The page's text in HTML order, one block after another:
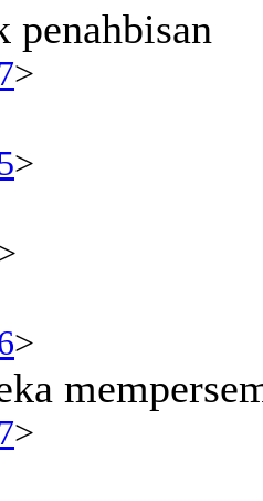
penahbisan
>
>
>
>